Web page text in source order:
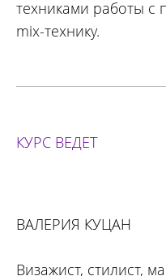
техниками работы с
mix-технику.
КУРС ВЕДЕТ
ВАЛЕРИЯ КУЦАН
Визажист, стилист,